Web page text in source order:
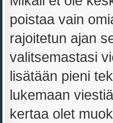
poistaa vain
rajoitetun ajan
valitsemastasi
lisätään pieni
lukemaan
kertaa olet